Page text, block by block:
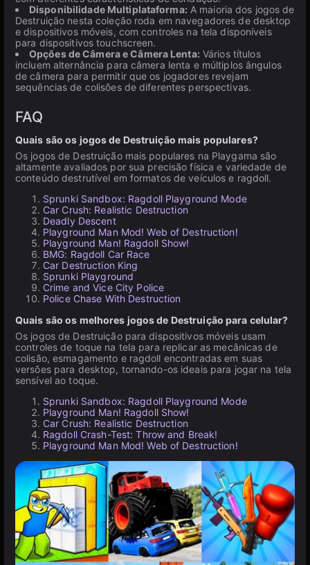
Disponibilidade Multiplataforma: A maioria dos jogos de
Destruição nesta coleção roda em navegadores de desktop
e dispositivos móveis, com controles na tela disponíveis
para dispositivos touchscreen.
Opções de Câmera e Câmera Lenta: Vários títulos
incluem alternância para câmera lenta e múltiplos ângulos
de câmera para permitir que os jogadores revejam
sequências de colisões de diferentes perspectivas.
FAQ
Quais são os jogos de Destruição mais populares?
Os jogos de Destruição mais populares na Playgama são
altamente avaliados por sua precisão física e variedade de
conteúdo destrutível em formatos de veículos e ragdoll.
Sprunki Sandbox: Ragdoll Playground Mode
Car Crush: Realistic Destruction
Deadly Descent
Playground Man Mod! Web of Destruction!
Playground Man! Ragdoll Show!
BMG: Ragdoll Car Race
Car Destruction King
Sprunki Playground
Crime and Vice City Police
Police Chase With Destruction
Quais são os melhores jogos de Destruição para celular?
Os jogos de Destruição para dispositivos móveis usam
controles de toque na tela para replicar as mecânicas de
colisão, esmagamento e ragdoll encontradas em suas
versões para desktop, tornando-os ideais para jogar na tela
sensível ao toque.
Sprunki Sandbox: Ragdoll Playground Mode
Playground Man! Ragdoll Show!
Car Crush: Realistic Destruction
Ragdoll Crash-Test: Throw and Break!
Playground Man Mod! Web of Destruction!